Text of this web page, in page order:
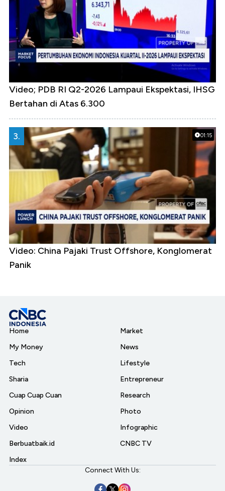
Video; PDB RI Q2-2026 Lampaui Ekspektasi, IHSG
Bertahan di Atas 6.300
01:15
3.
Video: China Pajaki Trust Offshore, Konglomerat
Panik
Home
My Money
Tech
Sharia
Cuap Cuap Cuan
Opinion
Video
Berbuatbaik.id
Index
Market
News
Lifestyle
Entrepreneur
Research
Photo
Infographic
CNBC TV
Connect With Us: